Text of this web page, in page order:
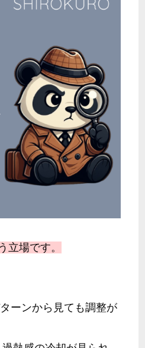
立場です。
ーンから見ても調整が